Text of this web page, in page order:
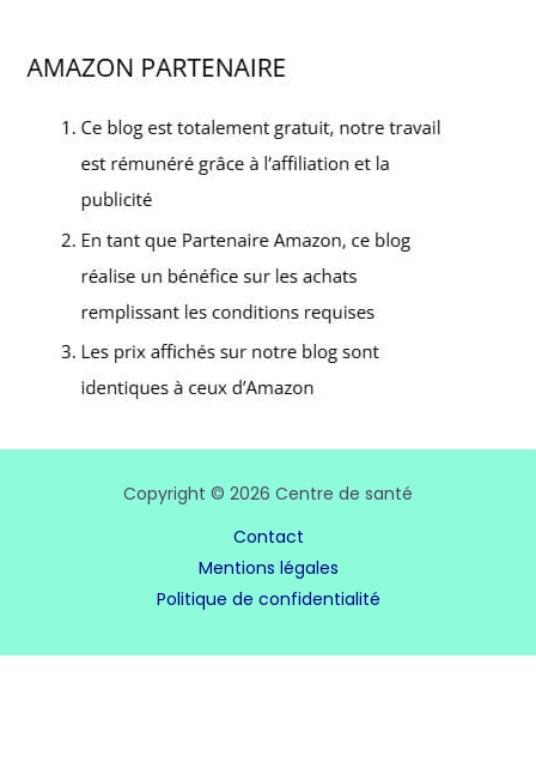
Copyright © 2026 Centre de santé
Contact
Mentions légales
Politique de confidentialité